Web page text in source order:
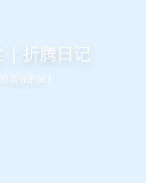
| 折腾日记
颂你的旅途